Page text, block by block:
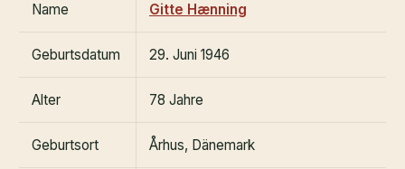
Name Gitte Hænning
Geburtsdatum 29. Juni 1946
Alter 78 Jahre
Geburtsort Århus, Dänemark